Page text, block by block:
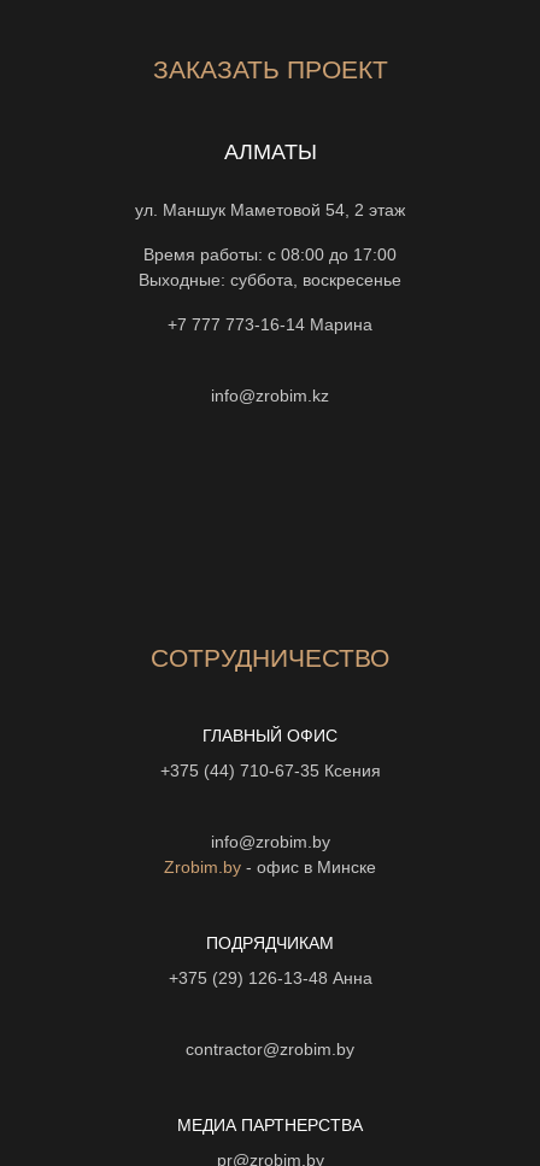
ЗАКАЗАТЬ ПРОЕКТ
АЛМАТЫ
ул. Маншук Маметовой 54, 2 этаж
Время работы: с 08:00 до 17:00
Выходные: суббота, воскресенье
+7 777 773-16-14 Марина
info@zrobim.kz
СОТРУДНИЧЕСТВО
ГЛАВНЫЙ ОФИС
+375 (44) 710-67-35 Ксения
info@zrobim.by
Zrobim.by - офис в Минске
ПОДРЯДЧИКАМ
+375 (29) 126-13-48 Анна
contractor@zrobim.by
МЕДИА ПАРТНЕРСТВА
pr@zrobim.by